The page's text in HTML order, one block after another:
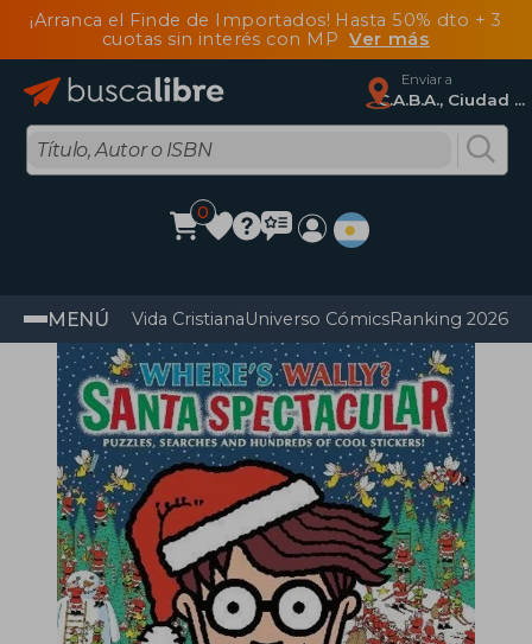
¡Arranca el Finde de Importados! Hasta 50% dto + 3
cuotas sin interés con MP Ver más
Enviar a
C.A.B.A., Ciudad Autónoma De Buenos Aires
0
MENÚ Vida CristianaUniverso CómicsRanking 2026